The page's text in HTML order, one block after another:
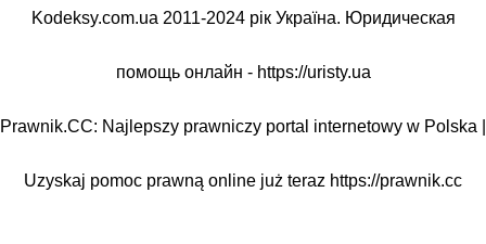
Kodeksy.com.ua 2011-2024 рік Україна. Юридическая
помощь онлайн - https://uristy.ua
Prawnik.CC: Najlepszy prawniczy portal internetowy w Polska |
Uzyskaj pomoc prawną online już teraz https://prawnik.cc